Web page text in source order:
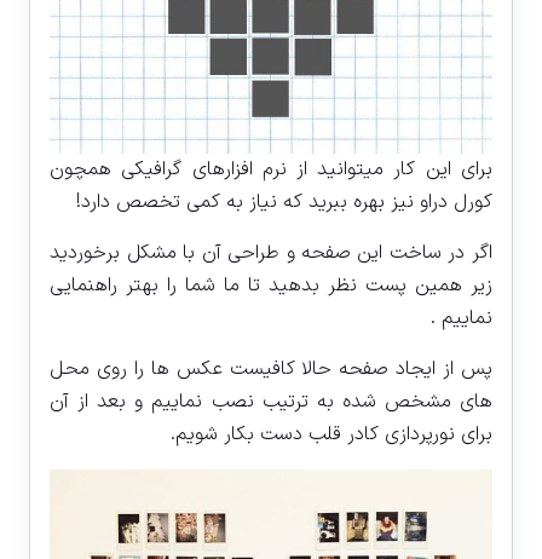
برای این کار میتوانید از نرم افزارهای گرافیکی همچون
کورل دراو نیز بهره ببرید که نیاز به کمی تخصص دارد!
اگر در ساخت این صفحه و طراحی آن با مشکل برخوردید
زیر همین پست نظر بدهید تا ما شما را بهتر راهنمایی
نماییم .
پس از ایجاد صفحه حالا کافیست عکس ها را روی محل
های مشخص شده به ترتیب نصب نماییم و بعد از آن
برای نورپردازی کادر قلب دست بکار شویم.